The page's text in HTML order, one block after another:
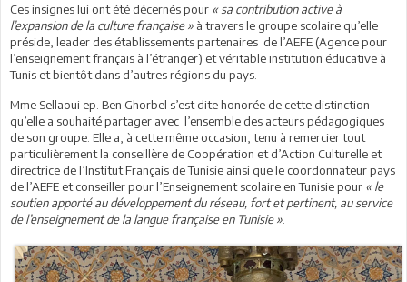
Ces insignes lui ont été décernés pour « sa contribution active à
l’expansion de la culture française » à travers le groupe scolaire qu’elle
préside, leader des établissements partenaires de l’AEFE (Agence pour
l’enseignement français à l’étranger) et véritable institution éducative à
Tunis et bientôt dans d’autres régions du pays.
Mme Sellaoui ep. Ben Ghorbel s’est dite honorée de cette distinction
qu’elle a souhaité partager avec l’ensemble des acteurs pédagogiques
de son groupe. Elle a, à cette même occasion, tenu à remercier tout
particulièrement la conseillère de Coopération et d’Action Culturelle et
directrice de l’Institut Français de Tunisie ainsi que le coordonnateur pays
de l’AEFE et conseiller pour l’Enseignement scolaire en Tunisie pour « le
soutien apporté au développement du réseau, fort et pertinent, au service
de l’enseignement de la langue française en Tunisie »